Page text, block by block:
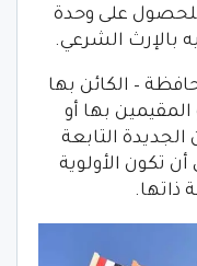
للحصول على وحدة
بالإرث الشرعي.
– الكائن بها
المقيمين بها أو
الجديدة التابعة
تكون الأولوية
ذاتها.